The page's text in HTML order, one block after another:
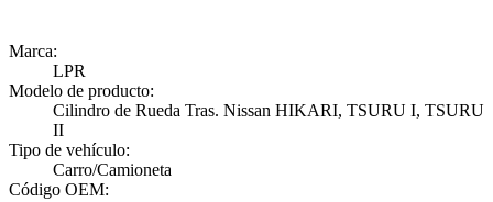
Marca:
LPR
Modelo de producto:
Cilindro de Rueda Tras. Nissan HIKARI, TSURU I, TSURU
II
Tipo de vehículo:
Carro/Camioneta
Código OEM: